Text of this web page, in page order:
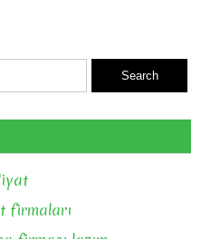
firmaları